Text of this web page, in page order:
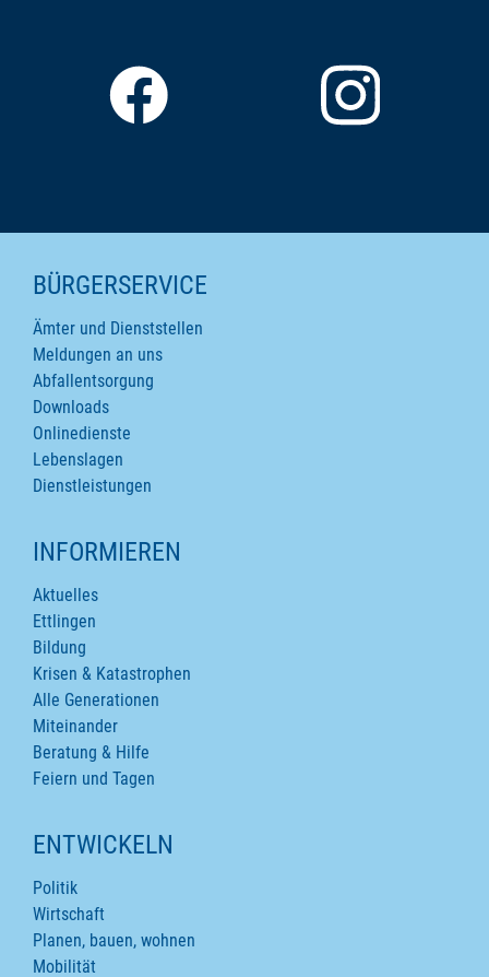
SEITENINHALTE
BÜRGERSERVICE
Ämter und Dienststellen
Meldungen an uns
Abfallentsorgung
Downloads
Onlinedienste
Lebenslagen
Dienstleistungen
INFORMIEREN
Aktuelles
Ettlingen
Bildung
Krisen & Katastrophen
Alle Generationen
Miteinander
Beratung & Hilfe
Feiern und Tagen
ENTWICKELN
Politik
Wirtschaft
Planen, bauen, wohnen
Mobilität